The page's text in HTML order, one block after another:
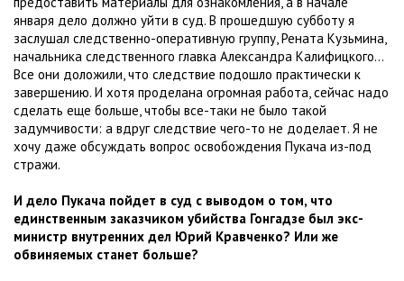
января дело должно уйти в суд. В прошедшую субботу я
заслушал следственно-оперативную группу, Рената Кузьмина,
начальника следственного главка Александра Калифицкого...
Все они доложили, что следствие подошло практически к
завершению. И хотя проделана огромная работа, сейчас надо
сделать еще больше, чтобы все-таки не было такой
задумчивости: а вдруг следствие чего-то не доделает. Я не
хочу даже обсуждать вопрос освобождения Пукача из-под
стражи.
И дело Пукача пойдет в суд с выводом о том, что
единственным заказчиком убийства Гонгадзе был экс-
министр внутренних дел Юрий Кравченко? Или же
обвиняемых станет больше?